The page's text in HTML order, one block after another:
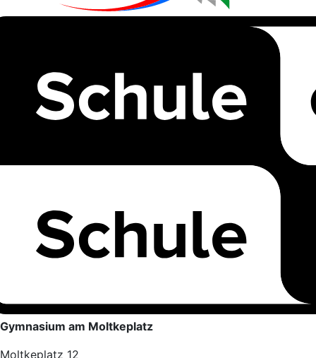
Gymnasium am Moltkeplatz
Moltkeplatz 12